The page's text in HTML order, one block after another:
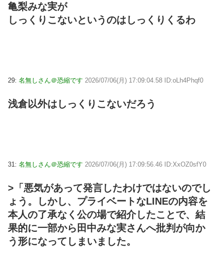
亀梨みな実が
しっくりこないというのはしっくりくるわ
29: 名無しさん＠恐縮です 2026/07/06(月) 17:09:04.58 ID:oLh4Phqf0
浅倉以外はしっくりこないだろう
31: 名無しさん＠恐縮です 2026/07/06(月) 17:09:56.46 ID:XxOZ0sfY0
>「悪気があって発言したわけではないのでし
ょう。しかし、プライベートなLINEの内容を
本人の了承なく公の場で紹介したことで、結
果的に一部から田中みな実さんへ批判が向か
う形になってしまいました。